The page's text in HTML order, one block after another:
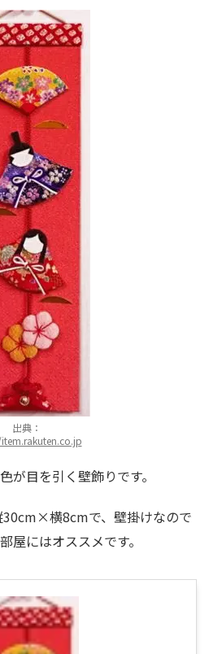
出典：
が目を引く壁飾りです。
30cm×横8cmで、壁掛けなので
屋にはオススメです。